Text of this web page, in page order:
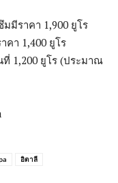
มีราคา 1,900 ยูโร
คา 1,400 ยูโร
1,200 ยูโร (ประมาณ
อิตาลี